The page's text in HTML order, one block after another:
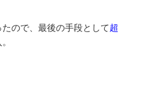
ので、最後の手段として超